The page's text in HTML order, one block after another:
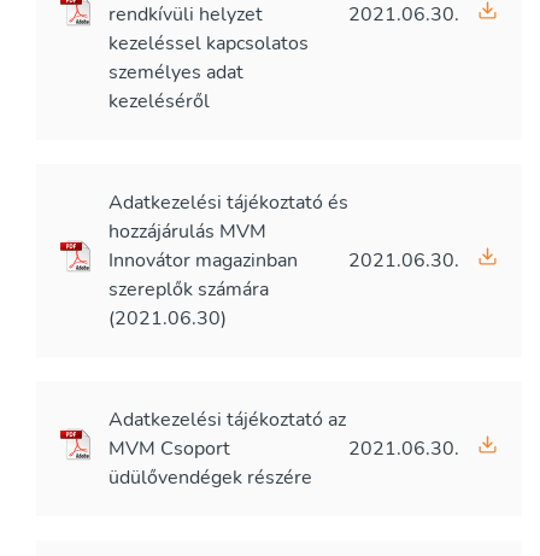
rendkívüli helyzet
kezeléssel kapcsolatos
személyes adat
kezeléséről
2021.06.30.
Adatkezelési tájékoztató és
hozzájárulás MVM
Innovátor magazinban
szereplők számára
(2021.06.30)
2021.06.30.
Adatkezelési tájékoztató az
MVM Csoport
üdülővendégek részére
2021.06.30.